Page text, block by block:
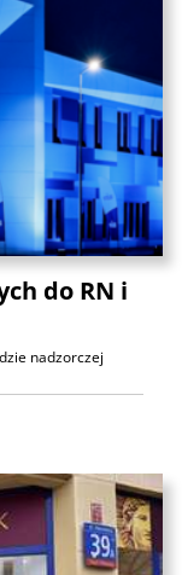
do RN i
nadzorczej